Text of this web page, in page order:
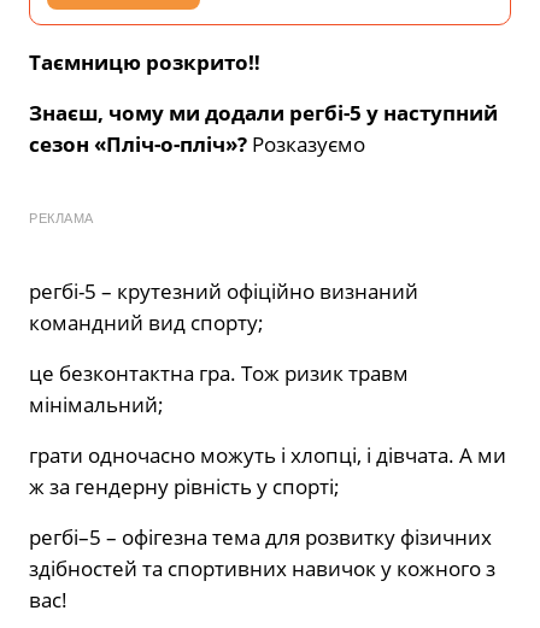
Таємницю розкрито‼️
Знаєш, чому ми додали регбі-5 у наступний
сезон «Пліч-о-пліч»? Розказуємо
РЕКЛАМА
регбі-5 – крутезний офіційно визнаний
командний вид спорту;
це безконтактна гра. Тож ризик травм
мінімальний;
грати одночасно можуть і хлопці, і дівчата. А ми
ж за гендерну рівність у спорті;
регбі–5 – офігезна тема для розвитку фізичних
здібностей та спортивних навичок у кожного з
вас!